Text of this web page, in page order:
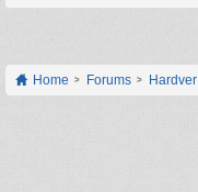
Home Forums Hardver